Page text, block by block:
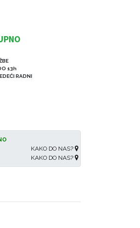
13h
RADNI
KAKO DO NAS?
KAKO DO NAS?